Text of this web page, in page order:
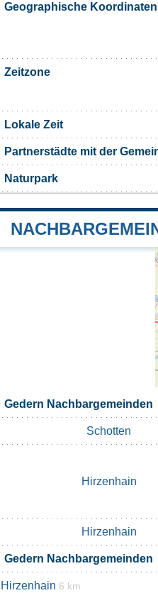
Geographische Koordinaten
Zeitzone
Lokale Zeit
Partnerstädte mit der
Naturpark
Gedern Nachbargemeinden
Schotten
Hirzenhain
Hirzenhain
Gedern Nachbargemeinden
Hirzenhain 6 km